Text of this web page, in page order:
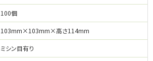
100個
103mm×103mm×高さ114mm
ミシン目有り